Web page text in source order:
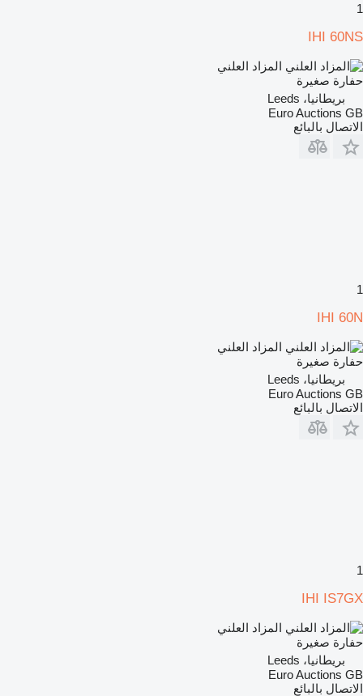
1
IHI 60NS
المزاد العلني
حفارة صغيرة
بريطانيا، Leeds
Euro Auctions GB
الاتصال بالبائع
1
IHI 60N
المزاد العلني
حفارة صغيرة
بريطانيا، Leeds
Euro Auctions GB
الاتصال بالبائع
1
IHI IS7GX
المزاد العلني
حفارة صغيرة
بريطانيا، Leeds
Euro Auctions GB
الاتصال بالبائع